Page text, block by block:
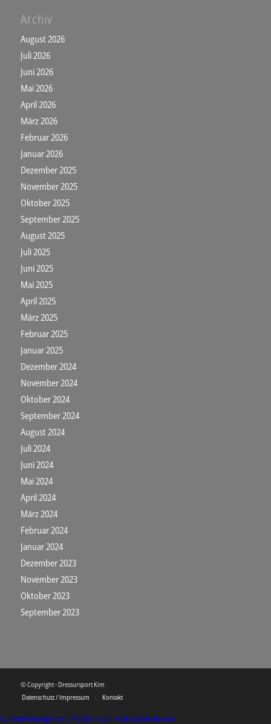
Archiv
August 2026
Juli 2026
Juni 2026
Mai 2026
April 2026
März 2026
Februar 2026
Januar 2026
Dezember 2025
November 2025
Oktober 2025
September 2025
August 2025
Juli 2025
Juni 2025
Mai 2025
April 2025
März 2025
Februar 2025
Januar 2025
Dezember 2024
November 2024
Oktober 2024
September 2024
August 2024
Juli 2024
Juni 2024
Mai 2024
April 2024
März 2024
Februar 2024
Januar 2024
Dezember 2023
November 2023
Oktober 2023
September 2023
© Copyright - Dressursport Kim
Datenschutz / Impressum
Kontakt
Consent Management Platform von Real Cookie Banner